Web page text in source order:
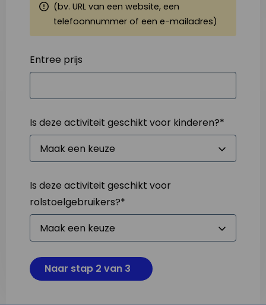
(bv. URL van een website, een
telefoonnummer of een e-mailadres)
Entree prijs
Is deze activiteit geschikt voor kinderen?*
Is deze activiteit geschikt voor
rolstoelgebruikers?*